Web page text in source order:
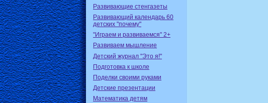
Развивающие стенгазеты
Развивающий календарь 60
детских "почему"
"Играем и развиваемся" 2+
Развиваем мышление
Детский журнал "Это я!"
Подготовка к школе
Поделки своими руками
Детские презентации
Математика детям